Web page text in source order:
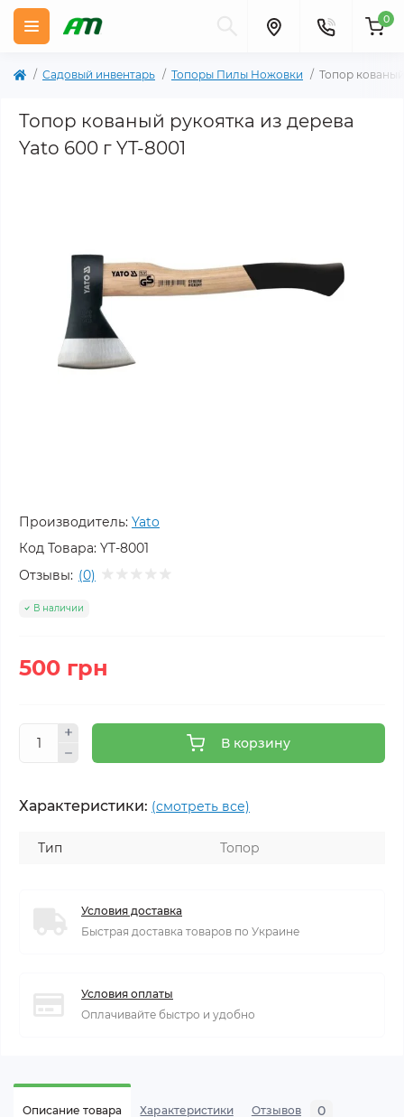
0
Садовый инвентарь Топоры Пилы Ножовки Топор кованый
Топор кованый рукоятка из дерева
Yato 600 г YT-8001
Производитель: Yato
Код Товара: YT-8001
Отзывы: (0)
В наличии
500 грн
В корзину
Характеристики: (смотреть все)
Тип Топор
Условия доставка
Быстрая доставка товаров по Украине
Условия оплаты
Оплачивайте быстро и удобно
Описание товара Характеристики Отзывов 0